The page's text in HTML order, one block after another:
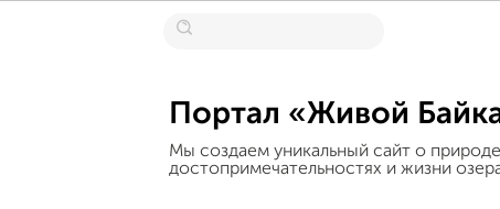
Портал «Живой
Мы создаем уникальный сайт о
достопримечательностях и жизни